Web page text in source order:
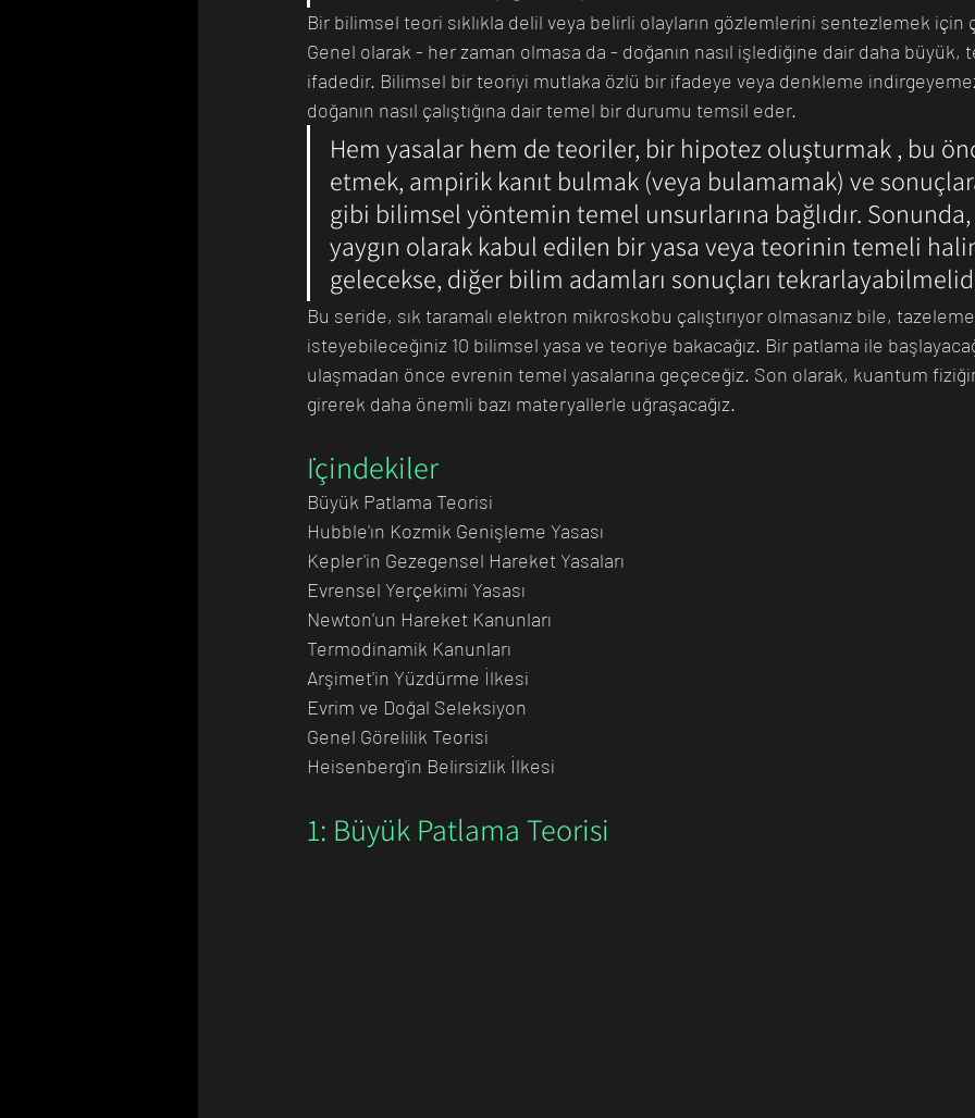
Bir bilimsel teori sıklıkla delil veya belirli olayların gözlemlerini sentezlemek için
Genel olarak - her zaman olmasa da - doğanın nasıl işlediğine dair daha büyük,
ifadedir. Bilimsel bir teoriyi mutlaka özlü bir ifadeye veya denkleme
doğanın nasıl çalıştığına dair temel bir durumu temsil eder.
Hem yasalar hem de teoriler, bir hipotez oluşturmak , bu
etmek, ampirik kanıt bulmak (veya bulamamak) ve
gibi bilimsel yöntemin temel unsurlarına bağlıdır.
yaygın olarak kabul edilen bir yasa veya teorinin temeli
gelecekse, diğer bilim adamları sonuçları
Bu seride, sık taramalı elektron mikroskobu çalıştırıyor olmasanız bile,
isteyebileceğiniz 10 bilimsel yasa ve teoriye bakacağız. Bir patlama ile
ulaşmadan önce evrenin temel yasalarına geçeceğiz. Son olarak, kuantum
girerek daha önemli bazı materyallerle uğraşacağız.
İçindekiler
Büyük Patlama Teorisi
Hubble'ın Kozmik Genişleme Yasası
Kepler'in Gezegensel Hareket Yasaları
Evrensel Yerçekimi Yasası
Newton'un Hareket Kanunları
Termodinamik Kanunları
Arşimet'in Yüzdürme İlkesi
Evrim ve Doğal Seleksiyon
Genel Görelilik Teorisi
Heisenberg'in Belirsizlik İlkesi
1: Büyük Patlama Teorisi